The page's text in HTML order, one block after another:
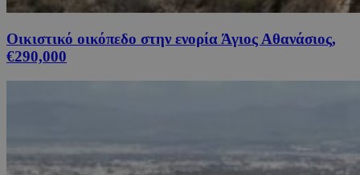
Οικιστικό οικόπεδο στην ενορία Άγιος Αθανάσιος,
€290,000